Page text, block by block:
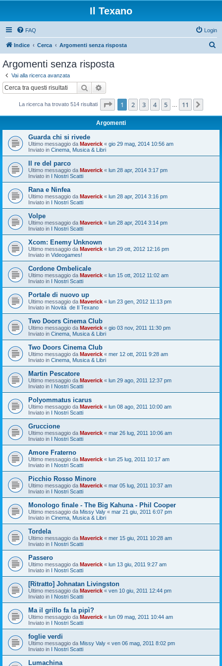
Il Texano
FAQ Login
Indice Cerca Argomenti senza risposta
Argomenti senza risposta
Vai alla ricerca avanzata
Cerca
La ricerca ha trovato 514 risultati Pagina di 11
1 2 3 4 5 11
Argomenti
Guarda chi si rivede
Ultimo messaggio da Maverick « gio 29 mag, 2014 10:56 am
Inviato in Cinema, Musica & Libri
Il re del parco
Ultimo messaggio da Maverick « lun 28 apr, 2014 3:17 pm
Inviato in I Nostri Scatti
Rana e Ninfea
Ultimo messaggio da Maverick « lun 28 apr, 2014 3:16 pm
Inviato in I Nostri Scatti
Volpe
Ultimo messaggio da Maverick « lun 28 apr, 2014 3:14 pm
Inviato in I Nostri Scatti
Xcom: Enemy Unknown
Ultimo messaggio da Maverick « lun 29 ott, 2012 12:16 pm
Inviato in Videogames!
Cordone Ombelicale
Ultimo messaggio da Maverick « lun 15 ott, 2012 11:02 am
Inviato in I Nostri Scatti
Portale di nuovo up
Ultimo messaggio da Maverick « lun 23 gen, 2012 11:13 pm
Inviato in Novità de Il Texano
Two Doors Cinema Club
Ultimo messaggio da Maverick « gio 03 nov, 2011 11:30 pm
Inviato in Cinema, Musica & Libri
Two Doors Cinema Club
Ultimo messaggio da Maverick « mer 12 ott, 2011 9:28 am
Inviato in Cinema, Musica & Libri
Martin Pescatore
Ultimo messaggio da Maverick « lun 29 ago, 2011 12:37 pm
Inviato in I Nostri Scatti
Polyommatus icarus
Ultimo messaggio da Maverick « lun 08 ago, 2011 10:00 am
Inviato in I Nostri Scatti
Gruccione
Ultimo messaggio da Maverick « mar 26 lug, 2011 10:06 am
Inviato in I Nostri Scatti
Amore Fraterno
Ultimo messaggio da Maverick « lun 25 lug, 2011 10:17 am
Inviato in I Nostri Scatti
Picchio Rosso Minore
Ultimo messaggio da Maverick « mar 05 lug, 2011 10:37 am
Inviato in I Nostri Scatti
Monologo finale - The Big Kahuna - Phil Cooper
Ultimo messaggio da Missy Valy « mar 21 giu, 2011 6:07 pm
Inviato in Cinema, Musica & Libri
Tordela
Ultimo messaggio da Maverick « mer 15 giu, 2011 10:28 am
Inviato in I Nostri Scatti
Passero
Ultimo messaggio da Maverick « lun 13 giu, 2011 9:27 am
Inviato in I Nostri Scatti
[Ritratto] Johnatan Livingston
Ultimo messaggio da Maverick « ven 10 giu, 2011 12:44 pm
Inviato in I Nostri Scatti
Ma il grillo fa la pipì?
Ultimo messaggio da Maverick « lun 09 mag, 2011 10:44 am
Inviato in I Nostri Scatti
foglie verdi
Ultimo messaggio da Missy Valy « ven 06 mag, 2011 8:02 pm
Inviato in I Nostri Scatti
Lumachina